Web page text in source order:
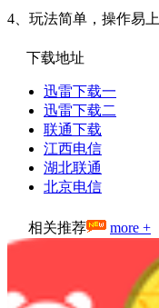
4、玩法简单，操作易
下载地址
迅雷下载一
迅雷下载二
联通下载
江西电信
湖北联通
北京电信
相关推荐 more +